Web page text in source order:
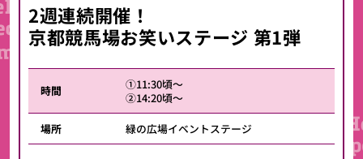
2週連続開催！
京都競馬場お笑いステージ 第1弾
時間
①11:30頃～
②14:20頃～
場所
緑の広場イベントステージ